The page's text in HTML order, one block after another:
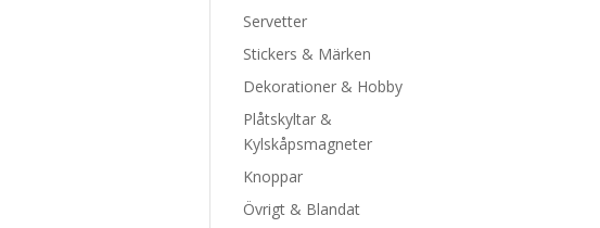
Servetter
Stickers & Märken
Dekorationer & Hobby
Plåtskyltar &
Kylskåpsmagneter
Knoppar
Övrigt & Blandat